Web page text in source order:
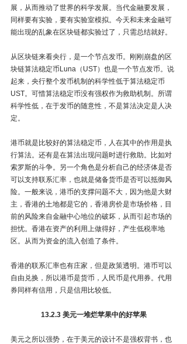
展，从而推动了世界的科学发展。当代金融要发展，
同样要有实验，要有实验室模拟。今天和未来金融可
能出现的乱象在区块链都实验过了，只需总结就好。
从区块链来看央行，是一个节点发币。刚刚崩盘的区
块链算法稳定币Luna（UST）也是一个节点发币。说
起来，央行整个发币机制的科学性低于算法稳定币
UST。可惜算法稳定币没有强权作为救助机制。所谓
科学性低，在于发币的随意性，不是算法决定是人决
定。
港币就是比较好的算法稳定币，人在其中的作用是执
行算法。还有是在算法出现问题时进行救助。比如对
索罗斯的斗争。另一个角色是分析自己的经济体是否
可以支持联系汇率，也就是储备货币是否可以抵御风
险。一般来说，港币的支撑问题不大，因为他是大财
主，香港的土地都是它的，香港房价是市场价格，目
前的风险来自金融中心地位的破坏，从而引起市场的
担忧。香港在资产的利用上做得好，产生低税率地
区。从而为资金的流入创造了条件。
香港的联系汇率也有庄家，但是政策透明。港币可以
自由兑换，所以港币是货币，人民币是代用券。代用
券同样有信用，只是信用比较低。
13.2.3 美元一堆烂苹果中的好苹果
美元之所以强势，在于美元的设计不是强权背书，也